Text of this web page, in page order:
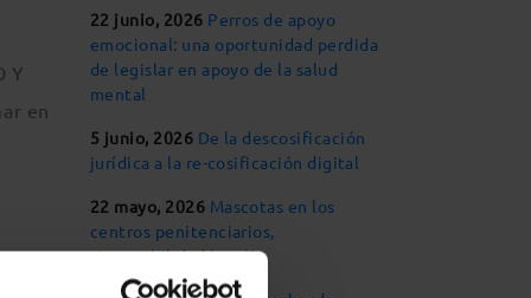
Y
en
22 junio, 2026 Perros de apoyo
emocional: una oportunidad perdida
de legislar en apoyo de la salud
mental
5 junio, 2026 De la descosificación
jurídica a la re-cosificación digital
22 mayo, 2026 Mascotas en los
centros penitenciarios,
¿imposibilidad legal?